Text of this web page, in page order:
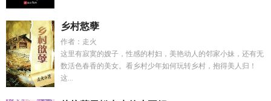
乡村慾孽
作者：走火
这里有寂寞的嫂子，性感的村妇，美艳动人的邻家小妹，还有无
数活色春香的美女。看乡村少年如何玩转乡村，抱得美人归！
这...